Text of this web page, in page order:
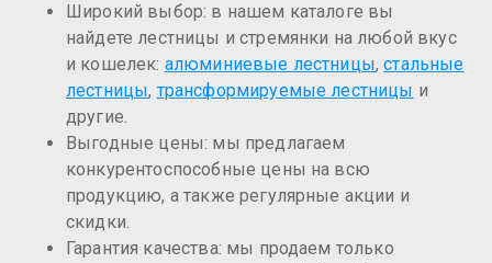
Широкий выбор: в нашем каталоге вы
найдете лестницы и стремянки на любой вкус
и кошелек: алюминиевые лестницы,стальные
лестницы, трансформируемые лестницы и
другие.
Выгодные цены: мы предлагаем
конкурентоспособные цены на всю
продукцию, а также регулярные акции и
скидки.
Гарантия качества: мы продаем только